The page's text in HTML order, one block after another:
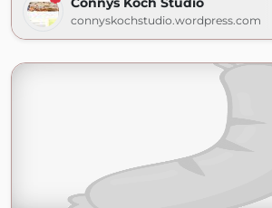
connyskochstudio.wordpress.com